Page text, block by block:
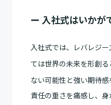
ー 入社式はいかが
入社式では、レバレジ
ては世界の未来を形創
ない可能性と強い期待
責任の重さを痛感し、